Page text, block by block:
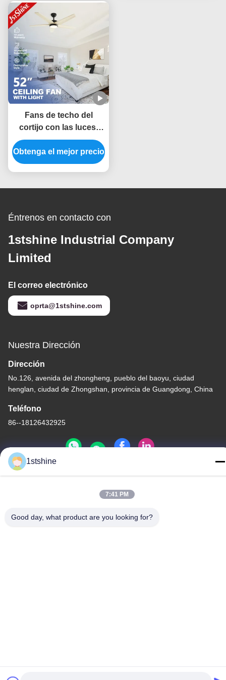
Fans de techo del
cortijo con las luces,
fans de techo al aire
libre interiores
teledirigidos
Obtenga el mejor precio
Éntrenos en contacto con
1stshine Industrial Company
Limited
El correo electrónico
oprta@1stshine.com
Nuestra Dirección
Dirección
No.126, avenida del zhongheng, pueblo del baoyu, ciudad
henglan, ciudad de Zhongshan, provincia de Guangdong, China
Teléfono
86--18126432925
Buena calidad de China Fan de techo remota del LED Proveedor.
Todos los derechos reservados.
1stshine
7:41 PM
Good day, what product are you looking for?